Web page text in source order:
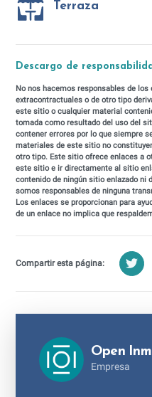
Terraza
Descargo de
No nos hacemos responsables de
extracontractuales o de otro tipo
este sitio o cualquier material
tomada como resultado del uso del
contener errores por lo que siempre
materiales de este sitio no
otro tipo. Este sitio ofrece enlaces a
este sitio e ir directamente al sitio
contenido de ningún sitio enlazado ni
somos responsables de ninguna
Los enlaces se proporcionan para
de un enlace no implica que
Compartir esta página:
Open
Empresa